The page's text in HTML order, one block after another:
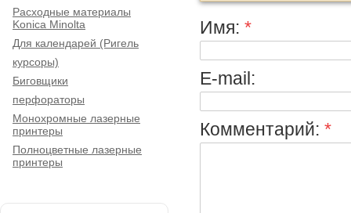
Имя: *
E-mail:
Комментарий: *
Расходные материалы
Konica Minolta
Для календарей (Ригель
курсоры)
Биговщики
перфораторы
Монохромные лазерные
принтеры
Полноцветные лазерные
принтеры